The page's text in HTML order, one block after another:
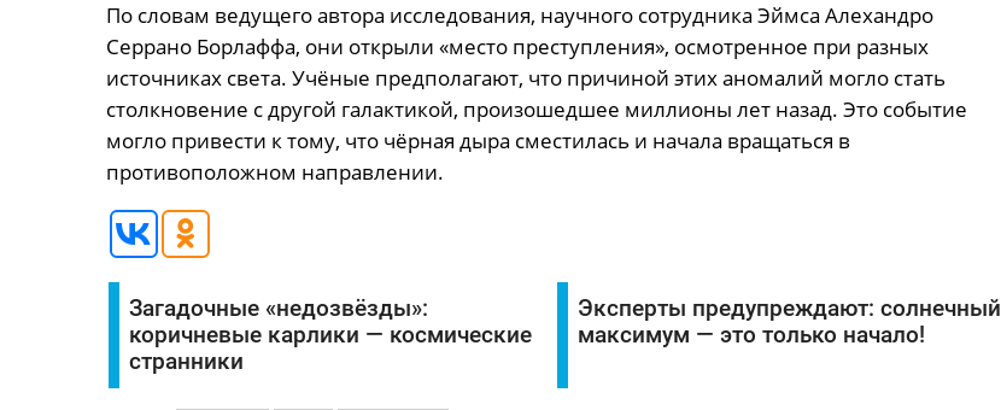
По словам ведущего автора исследования, научного сотрудника Эймса Алехандро
Серрано Борлаффа, они открыли «место преступления», осмотренное при разных
источниках света. Учёные предполагают, что причиной этих аномалий могло стать
столкновение с другой галактикой, произошедшее миллионы лет назад. Это событие
могло привести к тому, что чёрная дыра сместилась и начала вращаться в
противоположном направлении.
Загадочные «недозвёзды»:
коричневые карлики — космические
странники
Эксперты предупреждают: солнечный
максимум — это только начало!